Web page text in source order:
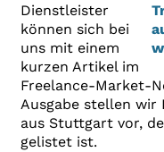
Dienstleister
können sich bei
uns mit einem
kurzen Artikel im
Freelance-Market-
Ausgabe stellen wir
aus Stuttgart vor,
gelistet ist.